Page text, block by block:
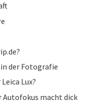
in der Fotografie
Lux?
macht dick